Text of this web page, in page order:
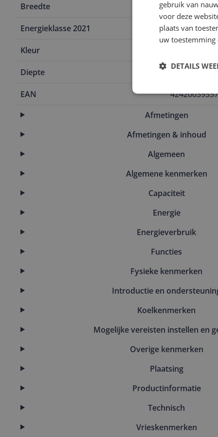
Breedte 59,8 cm
Energieklasse 2021 D
Kleur
Diepte 54,8 cm
EAN
Afmetingen
Afmetingen & inhoud
Algemeen
Algemene kenmerken
Capaciteit
Energie
Energieverbruik
Functies
Fysieke kenmerken
Introductie en
Koelkenmerken
Mogelijke vereisten instellen en
Overige kenmerken
Plaatsing
Productinformatie
Technisch
Vrieskenmerken
gebruik van
voor deze
plaats van
uw
DETAILS